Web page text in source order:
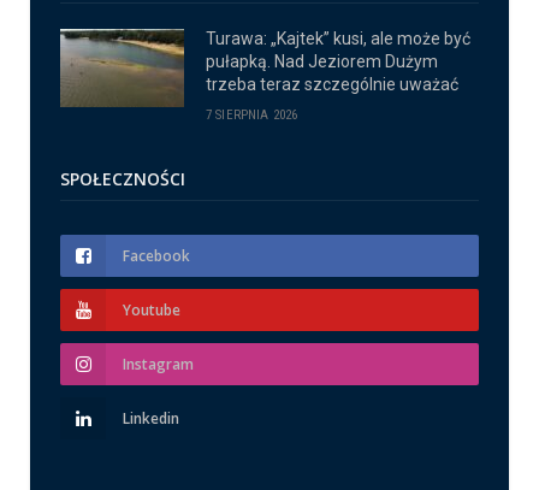
Turawa: „Kajtek” kusi, ale może być
pułapką. Nad Jeziorem Dużym
trzeba teraz szczególnie uważać
7 SIERPNIA 2026
SPOŁECZNOŚCI
Facebook
Youtube
Instagram
Linkedin